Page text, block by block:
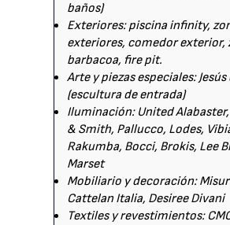
baños)
Exteriores: piscina infinity,
exteriores, comedor exterior,
barbacoa, fire pit.
Arte y piezas especiales: Jesús
(escultura de entrada)
Iluminación: United
& Smith, Pallucco, Lodes,
Rakumba, Bocci, Brokis, Lee
Marset
Mobiliario y decoración:
Cattelan Italia, Desiree Divani
Textiles y revestimientos: